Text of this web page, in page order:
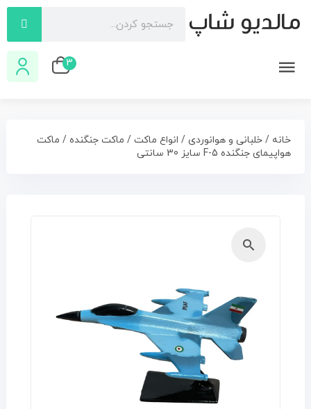
3
خانه / خلبانی و هوانوردی/ انواع ماکت/ ماکت جنگنده/ ماکت
هواپیمای جنگنده F-5 سایز 30 سانتی